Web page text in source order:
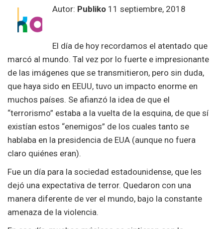
Autor: Publiko 11 septiembre, 2018
El día de hoy recordamos el atentado que
marcó al mundo. Tal vez por lo fuerte e impresionante
de las imágenes que se transmitieron, pero sin duda,
que haya sido en EEUU, tuvo un impacto enorme en
muchos países. Se afianzó la idea de que el
“terrorismo” estaba a la vuelta de la esquina, de que sí
existían estos “enemigos” de los cuales tanto se
hablaba en la presidencia de EUA (aunque no fuera
claro quiénes eran).
Fue un día para la sociedad estadounidense, que les
dejó una expectativa de terror. Quedaron con una
manera diferente de ver el mundo, bajo la constante
amenaza de la violencia.